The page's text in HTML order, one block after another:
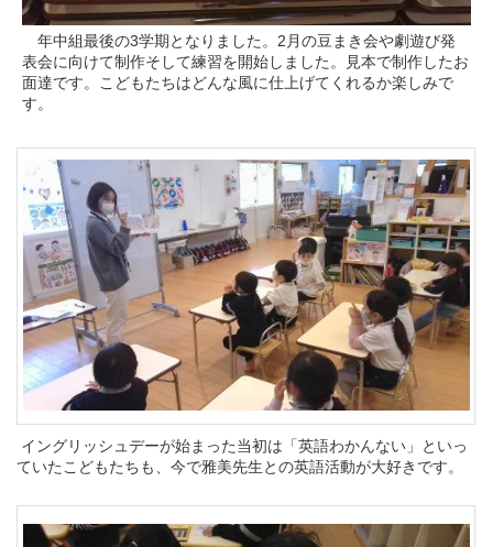
年中組最後の3学期となりました。2月の豆まき会や劇遊び発
表会に向けて制作そして練習を開始しました。見本で制作したお
面達です。こどもたちはどんな風に仕上げてくれるか楽しみで
す。
イングリッシュデーが始まった当初は「英語わかんない」といっ
ていたこどもたちも、今で雅美先生との英語活動が大好きです。